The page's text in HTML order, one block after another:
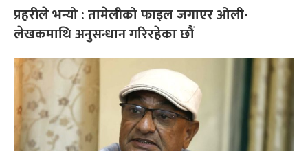
प्रहरीले भन्यो : तामेलीको फाइल जगाएर ओली-
लेखकमाथि अनुसन्धान गरिरहेका छौं